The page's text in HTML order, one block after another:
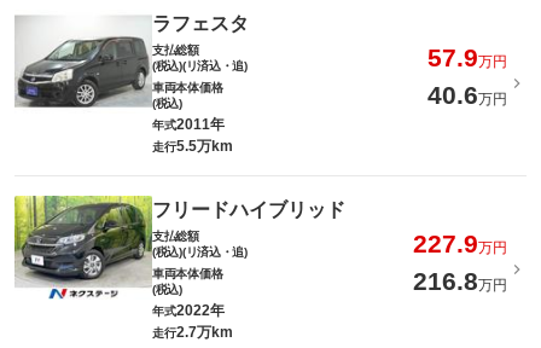
ラフェスタ
支払総額
(税込)(リ済込・追)
57.9万円
車両本体価格
(税込)
40.6万円
年式2011年
走行5.5万km
フリードハイブリッド
支払総額
(税込)(リ済込・追)
227.9万円
車両本体価格
(税込)
216.8万円
年式2022年
走行2.7万km